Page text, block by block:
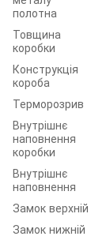
полотна
Товщина
коробки
Конструкція
короба
Терморозрив
Внутрішнє
наповнення
коробки
Внутрішнє
наповнення
Замок верхній
Замок нижній